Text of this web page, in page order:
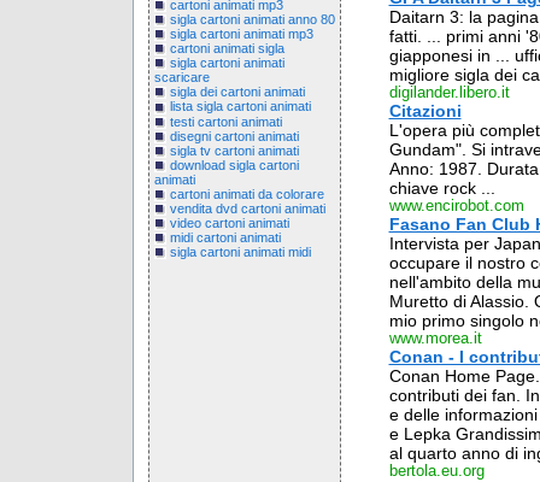
cartoni animati mp3
sigla cartoni animati anno 80
sigla cartoni animati mp3
cartoni animati sigla
sigla cartoni animati
scaricare
sigla dei cartoni animati
lista sigla cartoni animati
testi cartoni animati
disegni cartoni animati
sigla tv cartoni animati
download sigla cartoni
animati
cartoni animati da colorare
vendita dvd cartoni animati
video cartoni animati
midi cartoni animati
sigla cartoni animati midi
Daitarn 3: la
fatti. ... primi anni
giapponesi in ...
migliore sigla dei
digilander.libero.it
Citazioni
L'opera più
Gundam". Si
Anno: 1987.
chiave rock ...
www.encirobot.com
Fasano Fan Club
Intervista per
occupare il nostro
nell'ambito della
Muretto di Alassio.
mio primo singolo
www.morea.it
Conan - I
Conan Home
contributi dei fan.
e delle
e Lepka
al quarto anno di
bertola.eu.org